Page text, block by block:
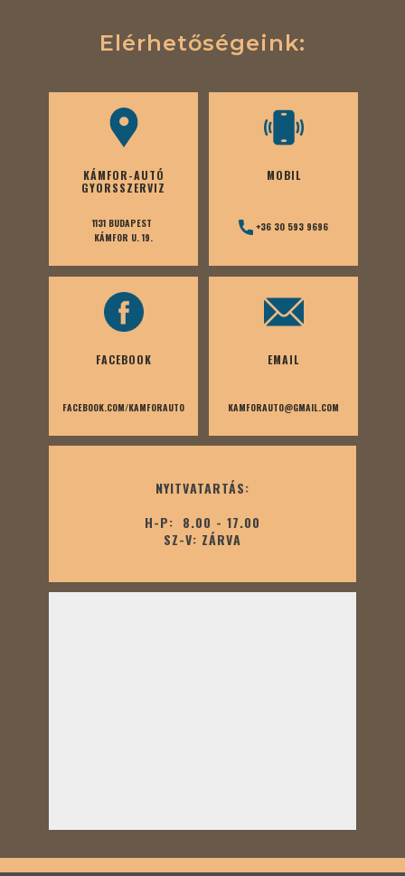
Elérhetőségeink:
KÁMFOR-AUTÓ
GYORSSZERVIZ
1131 BUDAPEST
KÁMFOR U. 19.
MOBIL
+36 30 593 9696
FACEBOOK
FACEBOOK.COM/KAMFORAUTO
EMAIL
KAMFORAUTO@GMAIL.COM
NYITVATARTÁS:
H-P: 8.00 - 17.00
SZ-V: ZÁRVA